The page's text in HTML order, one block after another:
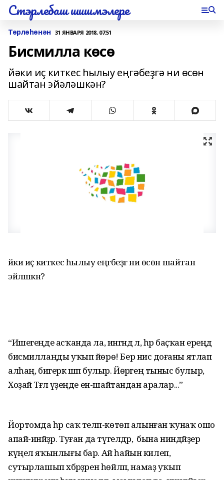
Стэрлебаш шишмэлере
Төрлөһөнән 31 ЯНВАРЯ 2018, 07:51
Бисмилла көсө
йәки иҫ киткес һылыу еңгәбеҙгә ни өсөн
шайтан эйәләшкән?
йәки иҫ киткес һылыу еңгәбеҙгә ни өсөн шайтан
эйәләшкән?
“Ишегеңде асҡанда ла, ингәндә лә, һәр баҫҡан ереңдә
бисмиллаңды уҡып йөрө! Бер нисә доғаны ятлап
алһаң, бигерәк шәп булыр. Йөрәгең тыныс булыр,
Хоҙай Тәғәлә үҙеңде ен-шайтандан аралар...”
Йортомда һәр саҡ теләп-көтөп алын­ған ҡунаҡ ошо
апай-инәйҙәр. Туған да түгелдәр, ә бына ниндәйҙер
күңел яҡынлығы бар. Ай һайын килеп,
сутырлашып хәбәрҙәрен һөйләп, намаҙ уҡып